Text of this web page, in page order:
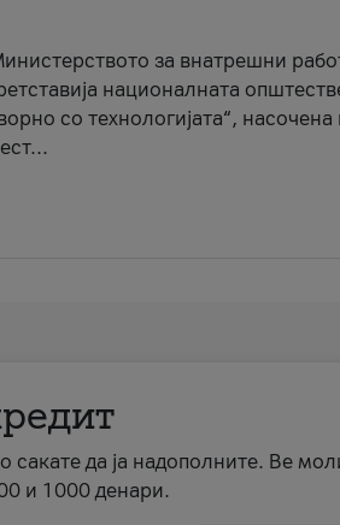
за внатрешни
националната
со технологијата“, насочена
сакате да ја надополните. Ве
и 1000 денари.